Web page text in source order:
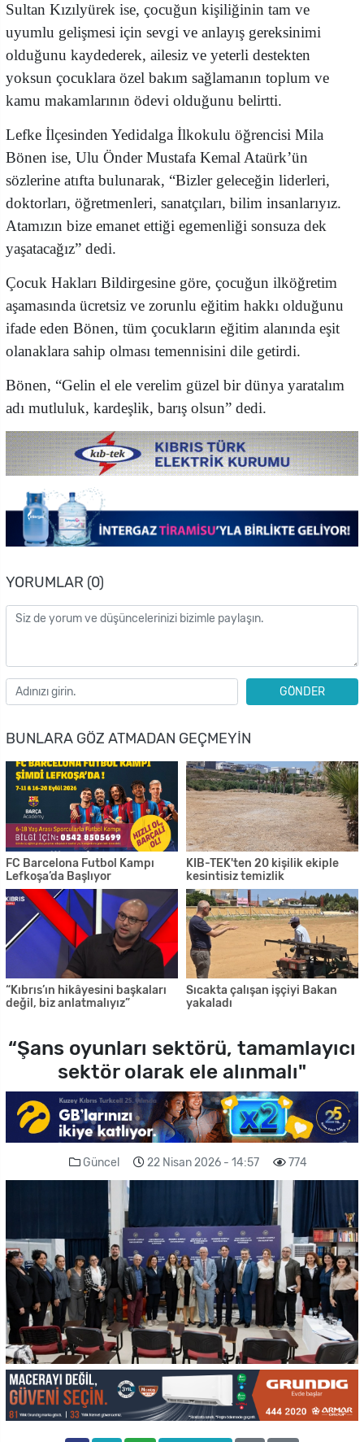
Sultan Kızılyürek ise, çocuğun kişiliğinin tam ve
uyumlu gelişmesi için sevgi ve anlayış gereksinimi
olduğunu kaydederek, ailesiz ve yeterli destekten
yoksun çocuklara özel bakım sağlamanın toplum ve
kamu makamlarının ödevi olduğunu belirtti.
Lefke İlçesinden Yedidalga İlkokulu öğrencisi Mila
Bönen ise, Ulu Önder Mustafa Kemal Ataürk’ün
sözlerine atıfta bulunarak, “Bizler geleceğin liderleri,
doktorları, öğretmenleri, sanatçıları, bilim insanlarıyız.
Atamızın bize emanet ettiği egemenliği sonsuza dek
yaşatacağız” dedi.
Çocuk Hakları Bildirgesine göre, çocuğun ilköğretim
aşamasında ücretsiz ve zorunlu eğitim hakkı olduğunu
ifade eden Bönen, tüm çocukların eğitim alanında eşit
olanaklara sahip olması temennisini dile getirdi.
Bönen, “Gelin el ele verelim güzel bir dünya yaratalım
adı mutluluk, kardeşlik, barış olsun” dedi.
YORUMLAR (0)
GÖNDER
BUNLARA GÖZ ATMADAN GEÇMEYIN
FC Barcelona Futbol Kampı
Lefkoşa’da Başlıyor
KIB-TEK'ten 20 kişilik ekiple
kesintisiz temizlik
“Kıbrıs’ın hikâyesini başkaları
değil, biz anlatmalıyız”
Sıcakta çalışan işçiyi Bakan
yakaladı
“Şans oyunları sektörü, tamamlayıcı
sektör olarak ele alınmalı"
Güncel 22 Nisan 2026 - 14:57 774